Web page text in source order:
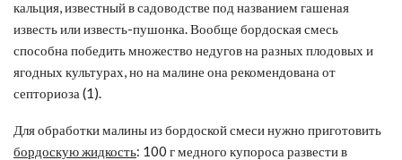
кальция, известный в садоводстве под названием гашеная
известь или известь-пушонка. Вообще бордоская смесь
способна победить множество недугов на разных плодовых и
ягодных культурах, но на малине она рекомендована от
септориоза (1).
Для обработки малины из бордоской смеси нужно приготовить
бордоскую жидкость: 100 г медного купороса развести в